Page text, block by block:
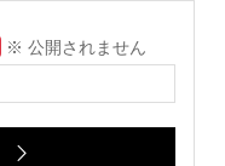
※ 公開されません